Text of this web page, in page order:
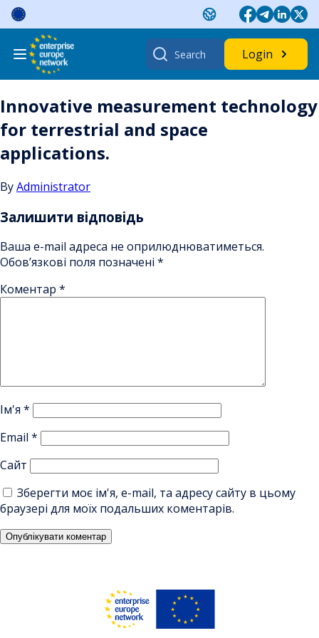
Skip
content
Search
for:
Login
Innovative measurement technology
for terrestrial and space
applications.
ByAdministrator
Залишити відповідь
Ваша e-mail адреса не оприлюднюватиметься.
Обов’язкові поля позначені *
Коментар *
Ім'я *
Email *
Сайт
Зберегти моє ім'я, e-mail, та адресу сайту в цьому
браузері для моїх подальших коментарів.